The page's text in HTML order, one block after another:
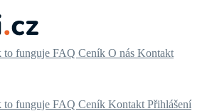
to funguje FAQ Ceník O nás Kontakt
to funguje FAQ Ceník Kontakt Přihlášení